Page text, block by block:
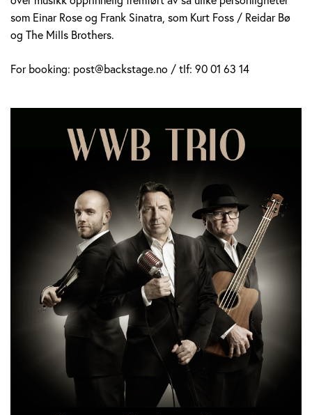
som Einar Rose og Frank Sinatra, som Kurt Foss / Reidar Bø
og The Mills Brothers.
For booking: post@backstage.no / tlf: 90 01 63 14